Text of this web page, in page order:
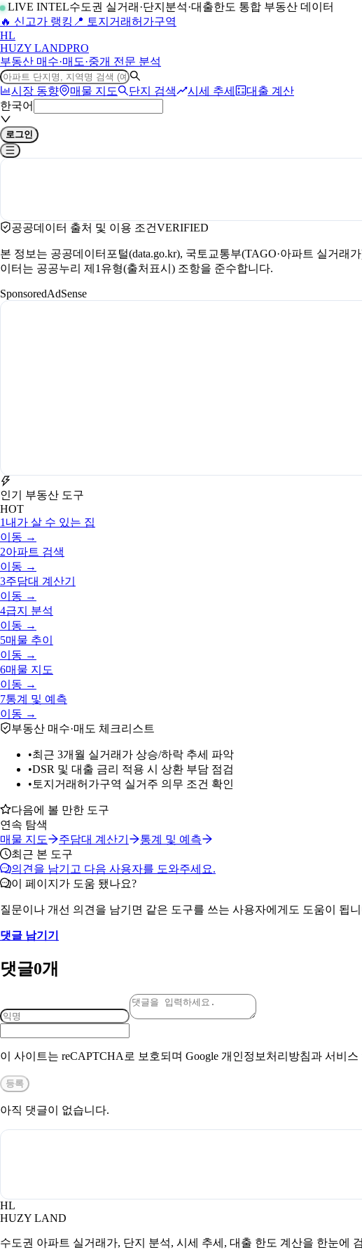
LIVE INTEL수도권 실거래·단지분석·대출한도 통합 부동산 데이터
🔥 신고가 랭킹 📍 토지거래허가구역
HL
HUZY LANDPRO
부동산 매수·매도·중개 전문 분석
시장 동향 매물 지도 단지 검색 시세 추세
대출 계산
한국어
로그인
공공데이터 출처 및 이용 조건VERIFIED
본 정보는 공공데이터포털(data.go.kr), 국토교통부(TAGO·아파트 실거
이터는 공공누리 제1유형(출처표시) 조항을 준수합니다.
SponsoredAdSense
인기 부동산 도구
HOT
1 내가 살 수 있는 집
이동 →
2아파트 검색
이동 →
3주담대 계산기
이동 →
4급지 분석
이동 →
5매물 추이
이동 →
6매물 지도
이동 →
7통계 및 예측
이동 →
부동산 매수·매도 체크리스트
•최근 3개월 실거래가 상승/하락 추세 파악
•DSR 및 대출 금리 적용 시 상환 부담 점검
• 토지거래허가구역 실거주 의무 조건 확인
다음에 볼 만한 도구
연속 탐색
매물 지도
주담대 계산기
통계 및 예측
최근 본 도구
의견을 남기고 다음 사용자를 도와주세요.
이 페이지가 도움 됐나요?
질문이나 개선 의견을 남기면 같은 도구를 쓰는 사용자에게도 도움이 됩
댓글 남기기
댓글0개
이 사이트는 reCAPTCHA로 보호되며 Google 개인정보처리방침과 서비
등록
아직 댓글이 없습니다.
HL
HUZY LAND
수도권 아파트 실거래가, 단지 분석, 시세 추세, 대출 한도 계산을 한눈에